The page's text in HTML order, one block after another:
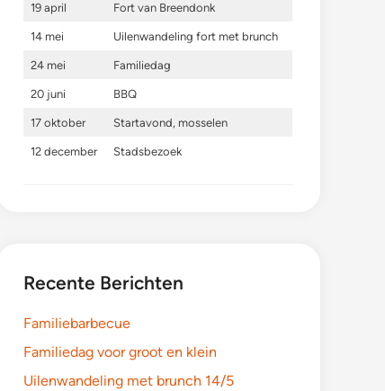
19 april Fort van Breendonk
14 mei Uilenwandeling fort met brunch
24 mei Familiedag
20 juni BBQ
17 oktober Startavond, mosselen
12 december Stadsbezoek
Recente Berichten
Familiebarbecue
Familiedag voor groot en klein
Uilenwandeling met brunch 14/5